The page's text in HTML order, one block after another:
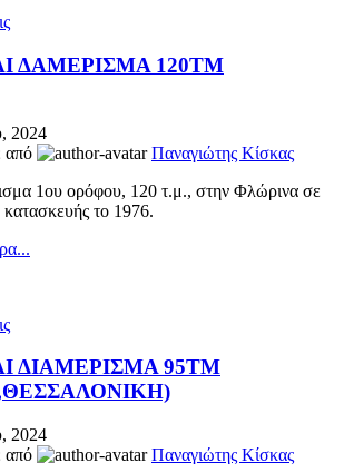
ΔΑΜΕΡΙΣΜΑ 120ΤΜ
2024
από
Παναγιώτης Κίσκας
1ου ορόφου, 120 τ.μ., στην Φλώρινα σε
το 1976.
ΔΙΑΜΕΡΙΣΜΑ 95TM
2024
από
Παναγιώτης Κίσκας